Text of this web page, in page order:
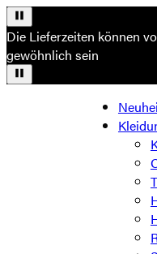
Die Lieferzeiten können
gewöhnlich sein